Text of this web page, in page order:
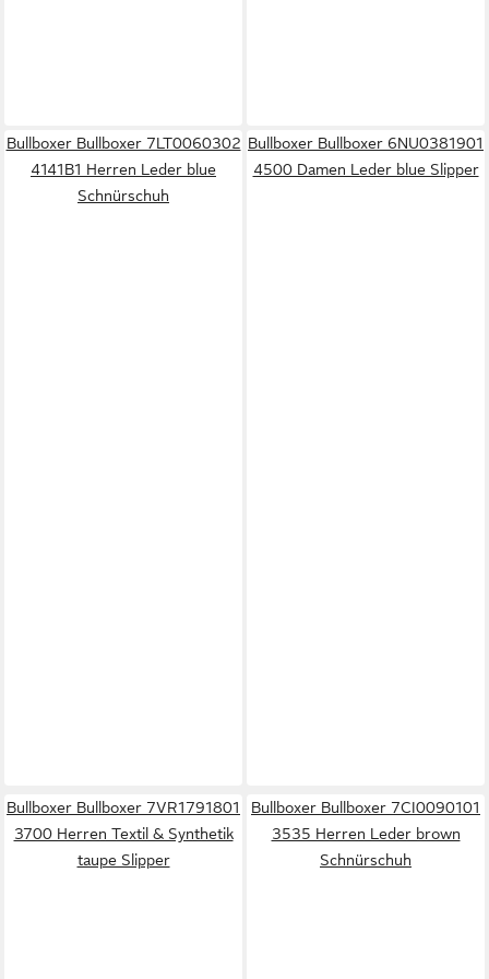
Bullboxer Bullboxer 7LT0060302
4141B1 Herren Leder blue
Schnürschuh
Bullboxer Bullboxer 6NU0381901
4500 Damen Leder blue Slipper
Bullboxer Bullboxer 7VR1791801
3700 Herren Textil & Synthetik
taupe Slipper
Bullboxer Bullboxer 7CI0090101
3535 Herren Leder brown
Schnürschuh